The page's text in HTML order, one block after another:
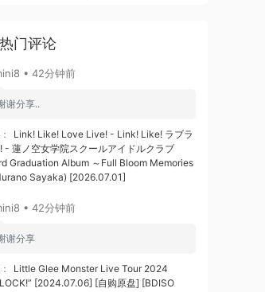
热门评论
• 42分钟前
谢分享..
Link! Like! Love Live! - Link! Like! ラブラ
- 蓮ノ空女学院スクールアイドルクラブ
Graduation Album ～Full Bloom Memories
Sayaka) [2026.07.01]
• 42分钟前
谢分享
Little Glee Monster Live Tour 2024
[2024.07.06] [自购原盘] [BDISO